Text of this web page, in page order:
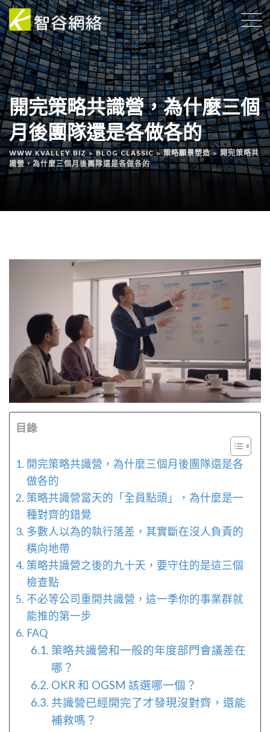
開完策略共識營，為什麼三個
月後團隊還是各做各的
WWW.KVALLEY.BIZ >BLOG CLASSIC> 策略願景塑造>開完策略共
識營，為什麼三個月後團隊還是各做各的
目錄
開完策略共識營，為什麼三個月後團隊還是各
做各的
策略共識營當天的「全員點頭」，為什麼是一
種對齊的錯覺
多數人以為的執行落差，其實斷在沒人負責的
橫向地帶
策略共識營之後的九十天，要守住的是這三個
檢查點
不必等公司重開共識營，這一季你的事業群就
能推的第一步
FAQ
策略共識營和一般的年度部門會議差在
哪？
OKR 和 OGSM 該選哪一個？
共識營已經開完了才發現沒對齊，還能
補救嗎？